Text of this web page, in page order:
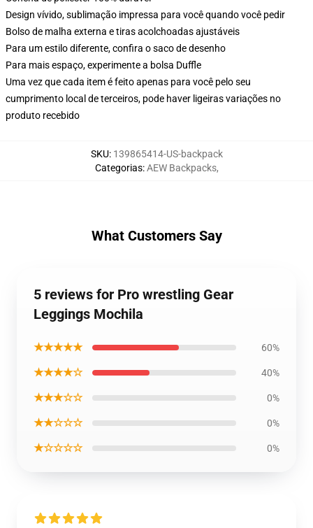
Design vívido, sublimação impressa para você quando você pedir
Bolso de malha externa e tiras acolchoadas ajustáveis
Para um estilo diferente, confira o saco de desenho
Para mais espaço, experimente a bolsa Duffle
Uma vez que cada item é feito apenas para você pelo seu
cumprimento local de terceiros, pode haver ligeiras variações no
produto recebido
SKU: 139865414-US-backpack
Categorias:AEW Backpacks,
What Customers Say
5 reviews for Pro wrestling Gear
Leggings Mochila
★★★★★ 60%
★★★★☆ 40%
★★★☆☆ 0%
★★☆☆☆ 0%
★☆☆☆☆ 0%